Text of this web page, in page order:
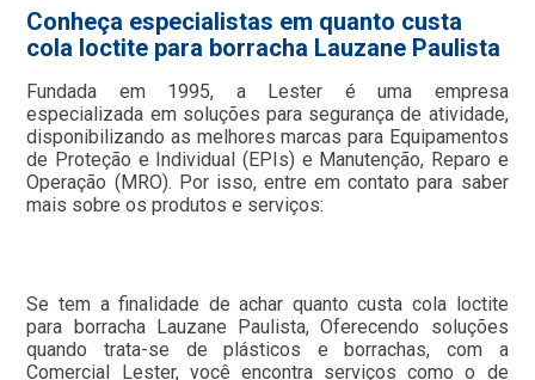
Conheça especialistas em quanto custa
cola loctite para borracha Lauzane Paulista
Fundada em 1995, a Lester é uma empresa
especializada em soluções para segurança de atividade,
disponibilizando as melhores marcas para Equipamentos
de Proteção e Individual (EPIs) e Manutenção, Reparo e
Operação (MRO). Por isso, entre em contato para saber
mais sobre os produtos e serviços:
Se tem a finalidade de achar quanto custa cola loctite
para borracha Lauzane Paulista, Oferecendo soluções
quando trata-se de plásticos e borrachas, com a
Comercial Lester, você encontra serviços como o de